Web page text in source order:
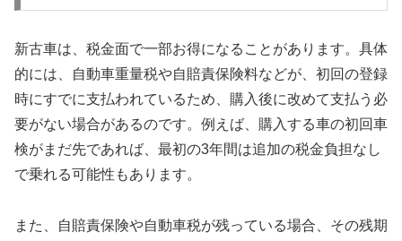
新古車は、税金面で一部お得になることがあります。具体
的には、自動車重量税や自賠責保険料などが、初回の登録
時にすでに支払われているため、購入後に改めて支払う必
要がない場合があるのです。例えば、購入する車の初回車
検がまだ先であれば、最初の3年間は追加の税金負担なし
で乗れる可能性もあります。
また、自賠責保険や自動車税が残っている場合、その残期